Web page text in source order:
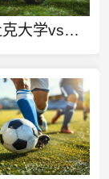
NCAA杜克大学vs佛罗里达州立大学直播